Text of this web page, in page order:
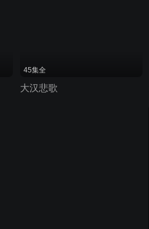
45集全
大汉悲歌